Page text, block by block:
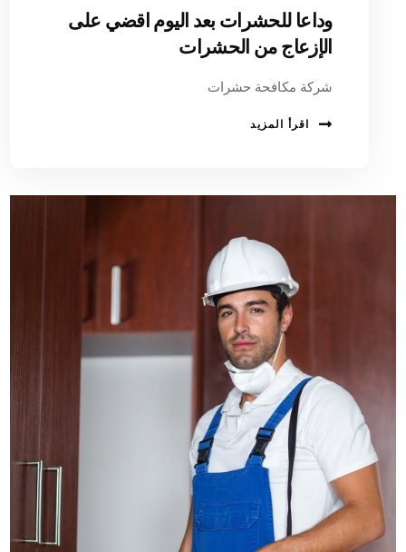
وداعا للحشرات بعد اليوم اقضي على
الإزعاج من الحشرات
شركة مكافحة حشرات
اقرأ المزيد